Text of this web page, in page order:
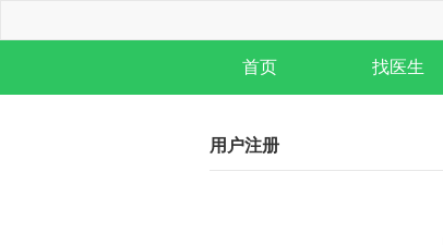
首页 找医生
用户注册